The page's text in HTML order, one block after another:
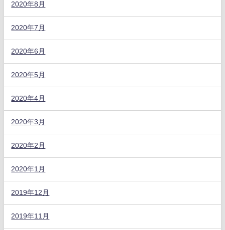
2020年8月
2020年7月
2020年6月
2020年5月
2020年4月
2020年3月
2020年2月
2020年1月
2019年12月
2019年11月